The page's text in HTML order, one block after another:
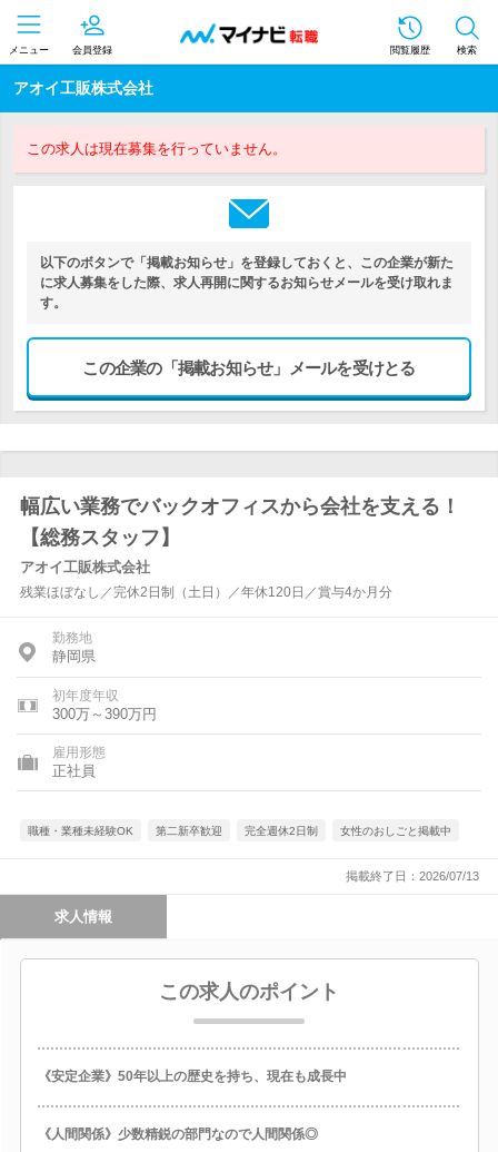
メニュー 会員登録 閲覧履歴 検索
アオイ工販株式会社
この求人は現在募集を行っていません。
以下のボタンで「掲載お知らせ」を登録しておくと、この企業が新た
に求人募集をした際、求人再開に関するお知らせメールを受け取れま
す。
この企業の「掲載お知らせ」メールを受けとる
幅広い業務でバックオフィスから会社を支える！
【総務スタッフ】
アオイ工販株式会社
残業ほぼなし／完休2日制（土日）／年休120日／賞与4か月分
勤務地
静岡県
初年度年収
300万～390万円
雇用形態
正社員
職種・業種未経験OK 第二新卒歓迎 完全週休2日制 女性のおしごと掲載中
掲載終了日：2026/07/13
求人情報
この求人のポイント
《安定企業》50年以上の歴史を持ち、現在も成長中
《人間関係》少数精鋭の部門なので人間関係◎